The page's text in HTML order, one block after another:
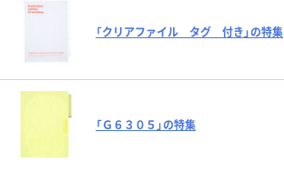
「クリアファイル タグ 付き」の特集
「Ｇ６３０５」の特集